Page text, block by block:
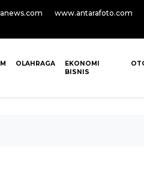
www.antarafoto.com
OLAHRAGA
EKONOMI
BISNIS